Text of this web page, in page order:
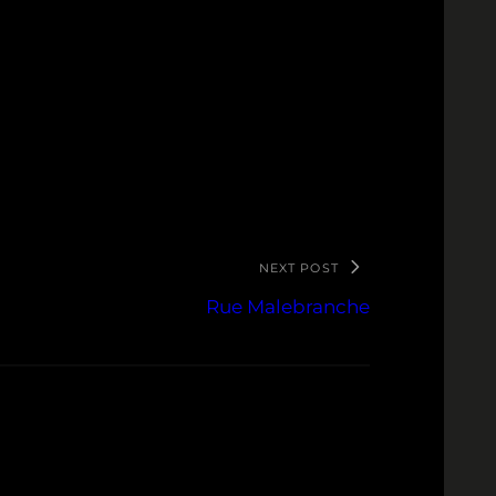
NEXT POST
Rue Malebranche